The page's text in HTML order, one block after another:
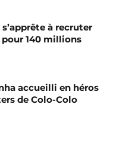
à recruter
140 millions
accueilli en héros
de Colo-Colo